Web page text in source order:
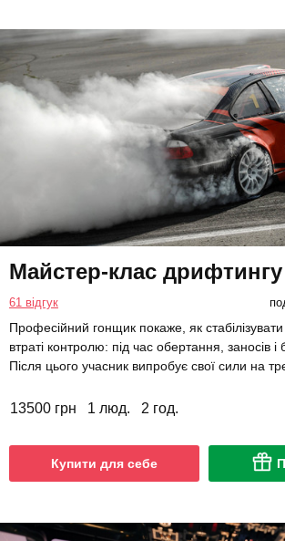
Майстер-клас дрифтингу
61 відгук
Професійний гонщик покаже, як
втраті контролю: під час обертання, заносів і
Після цього учасник випробує свої сили на
13500 грн 1 люд. 2 год.
Купити для себе